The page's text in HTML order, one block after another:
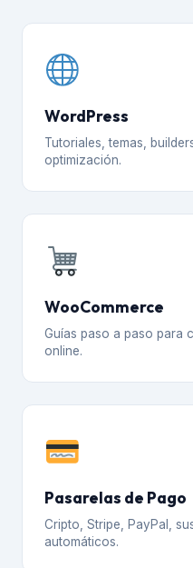
WordPress
Tutoriales, temas,
optimización.
WooCommerce
Guías paso a paso para
online.
Pasarelas de Pago
Cripto, Stripe, PayPal,
automáticos.